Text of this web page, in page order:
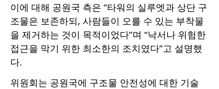
이에 대해 공원국 측은 “타워의 실루엣과 상단 구
조물은 보존하되, 사람들이 오를 수 있는 부착물
을 제거하는 것이 목적이었다”며 “낙서나 위험한
접근을 막기 위한 최소한의 조치였다”고 설명했
다.
위원회는 공원국에 구조물 안전성에 대한 기술